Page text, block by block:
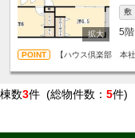
敷
5階
【ハウス倶楽部 本
棟数3件 (総物件数： 5件)